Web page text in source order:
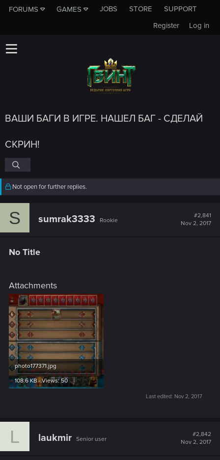
FORUMS GAMES JOBS STORE
SUPPORT
Log in
Register
ВАШИ БАГИ В ИГРЕ. НАШЕЛ БАГ - СДЕЛАЙ
СКРИН!
Not open for further replies.
S sumrak3333 Rookie
#2,841
Nov 2, 2017
No Title
Attachments
photo177371.jpg
108.6 KB · Views: 50
Last edited: Nov 2, 2017
L laukmir Senior user
#2,842
Nov 2, 2017